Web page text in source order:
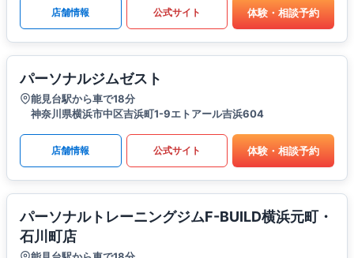
店舗情報 公式サイト 体験・相談予約
パーソナルジムゼスト
能見台駅から車で18分
神奈川県横浜市中区吉浜町1-9エトアール吉浜604
店舗情報 公式サイト 体験・相談予約
パーソナルトレーニングジムF-BUILD横浜元町・
石川町店